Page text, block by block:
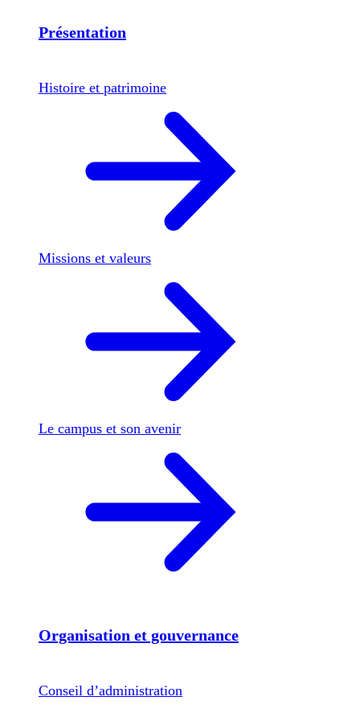
Présentation
Histoire et patrimoine
Missions et valeurs
Le campus et son avenir
Organisation et gouvernance
Conseil d’administration